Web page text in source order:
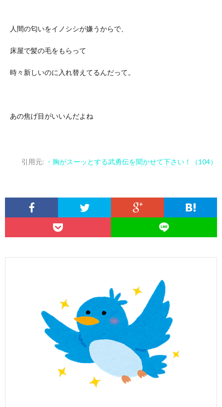
人間の匂いをイノシシが嫌うからで、
床屋で髪の毛をもらって
時々新しいのに入れ替えてるんだって。
あの焦げ目がいいんだよね
引用元: ・胸がスーッとする武勇伝を聞かせて下さい！（104）